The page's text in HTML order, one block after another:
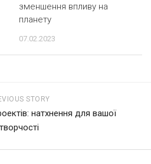
зменшення впливу на
планету
07.02.2023
STORY
натхнення для вашої
творчості